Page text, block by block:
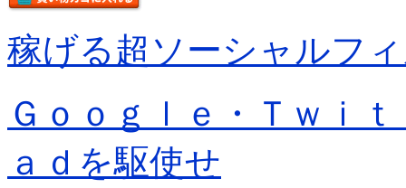
稼げる超ソーシャルフ
Ｇｏｏｇｌｅ・Ｔｗｉ
ａｄを駆使せ